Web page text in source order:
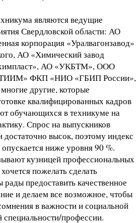
являются ведущие
Свердловской области: АО
корпорация «Уралвагонзавод»
АО «Химический завод
АО «УКБТМ», ООО
ФКП «НИО «ГБИП России»,
другие, которые
квалифицированных кадров
обучающихся в техникуме на
Спрос на выпускников
достаточно высок, поэтому индекс
ниже уровня 90 %.
кузницей профессиональных
пожелать сделать
предоставить качественное
и делаем все возможное, чтобы
в важности и социальной
профессии.